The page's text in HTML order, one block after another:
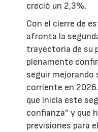
creció un 2,3%.
Con el cierre de
afronta la
trayectoria de su
plenamente
seguir
corriente en
que inicia este
confianza” y que
previsiones para